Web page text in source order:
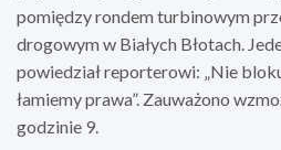
pomiędzy rondem turbinowym
drogowym w Białych Błotach.
powiedział reporterowi: „Nie
łamiemy prawa”. Zauważono
godzinie 9.